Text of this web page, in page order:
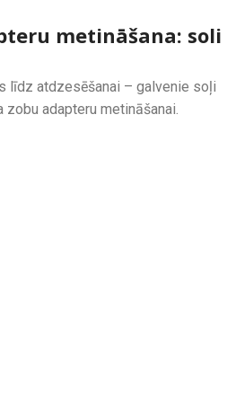
metināšana: soli
līdz atdzesēšanai – galvenie soļi
adapteru metināšanai.